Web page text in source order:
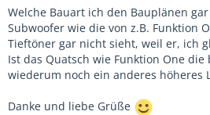
Welche Bauart ich den Bauplänen
Subwoofer wie die von z.B. Funktion
Tieftöner gar nicht sieht, weil er, ich
Ist das Quatsch wie Funktion One
wiederum noch ein anderes höheres
Danke und liebe Grüße